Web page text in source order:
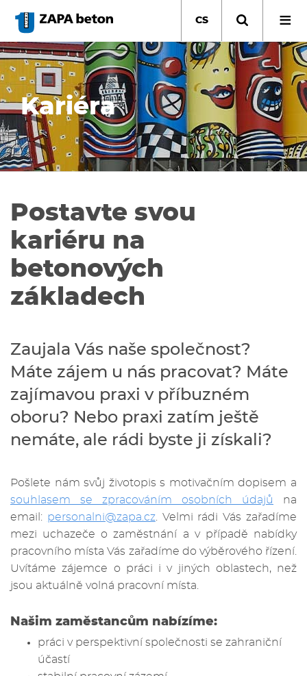
hlavnímu
obsahu
CS
Kariéra
Postavte svou
kariéru na
betonových
základech
Zaujala Vás naše společnost?
Máte zájem u nás pracovat? Máte
zajímavou praxi v příbuzném
oboru? Nebo praxi zatím ještě
nemáte, ale rádi byste ji získali?
Pošlete nám svůj životopis s motivačním dopisem a
souhlasem se zpracováním osobních údajů
na
email: personalni@zapa.cz. Velmi rádi Vás zařadíme
mezi uchazeče o zaměstnání a v případě nabídky
pracovního místa Vás zařadíme do výběrového řízení.
Uvítáme zájemce o práci i v jiných oblastech, než
jsou aktuálně volná pracovní místa.
Našim zaměstancům nabízíme:
práci v perspektivní společnosti se zahraniční
účastí